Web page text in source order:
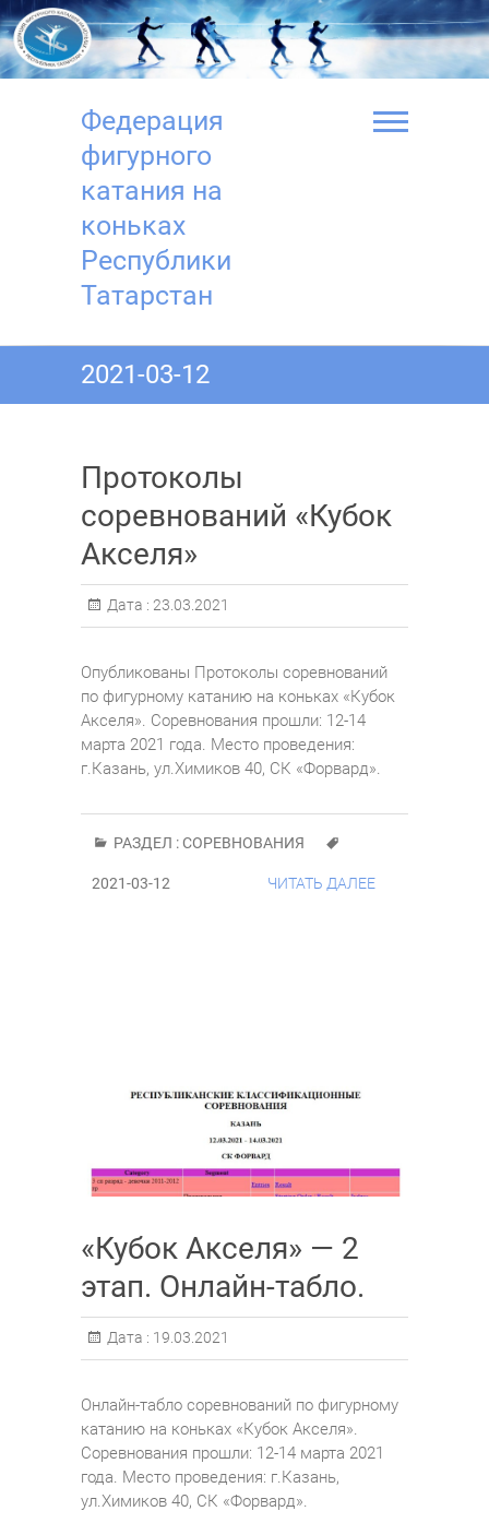
Перейти
к
содержимому
Федерация
фигурного
катания на
коньках
Республики
Татарстан
2021-03-12
Протоколы
соревнований «Кубок
Акселя»
Дата : 23.03.2021
Опубликованы Протоколы соревнований
по фигурному катанию на коньках «Кубок
Акселя». Соревнования прошли: 12-14
марта 2021 года. Место проведения:
г.Казань, ул.Химиков 40, СК «Форвард».
РАЗДЕЛ :СОРЕВНОВАНИЯ
2021-03-12 ЧИТАТЬ ДАЛЕЕ
«Кубок Акселя» — 2
этап. Онлайн-табло.
Дата : 19.03.2021
Онлайн-табло соревнований по фигурному
катанию на коньках «Кубок Акселя».
Соревнования прошли: 12-14 марта 2021
года. Место проведения: г.Казань,
ул.Химиков 40, СК «Форвард».